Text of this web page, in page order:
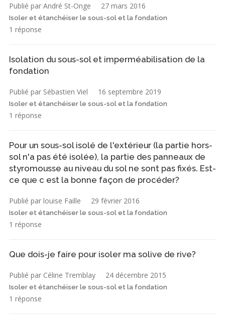
Publié par André St-Onge 27 mars 2016
Isoler et étanchéiser le sous-sol et la fondation
1 réponse
Isolation du sous-sol et imperméabilisation de la
fondation
Publié par Sébastien Viel 16 septembre 2019
Isoler et étanchéiser le sous-sol et la fondation
1 réponse
Pour un sous-sol isolé de l'extérieur (la partie hors-
sol n'a pas été isolée), la partie des panneaux de
styromousse au niveau du sol ne sont pas fixés. Est-
ce que c est la bonne façon de procéder?
Publié par louise Faille 29 février 2016
Isoler et étanchéiser le sous-sol et la fondation
1 réponse
Que dois-je faire pour isoler ma solive de rive?
Publié par Céline Tremblay 24 décembre 2015
Isoler et étanchéiser le sous-sol et la fondation
1 réponse